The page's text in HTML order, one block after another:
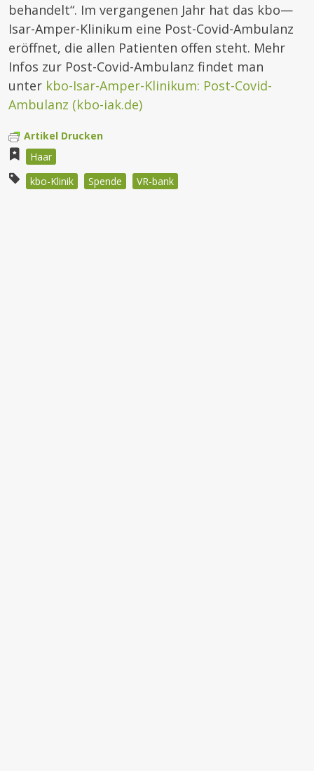
behandelt“. Im vergangenen Jahr hat das kbo—
Isar-Amper-Klinikum eine Post-Covid-Ambulanz
eröffnet, die allen Patienten offen steht. Mehr
Infos zur Post-Covid-Ambulanz findet man
unter kbo-Isar-Amper-Klinikum: Post-Covid-
Ambulanz (kbo-iak.de)
Artikel Drucken
Haar
kbo-Klinik
Spende VR-bank